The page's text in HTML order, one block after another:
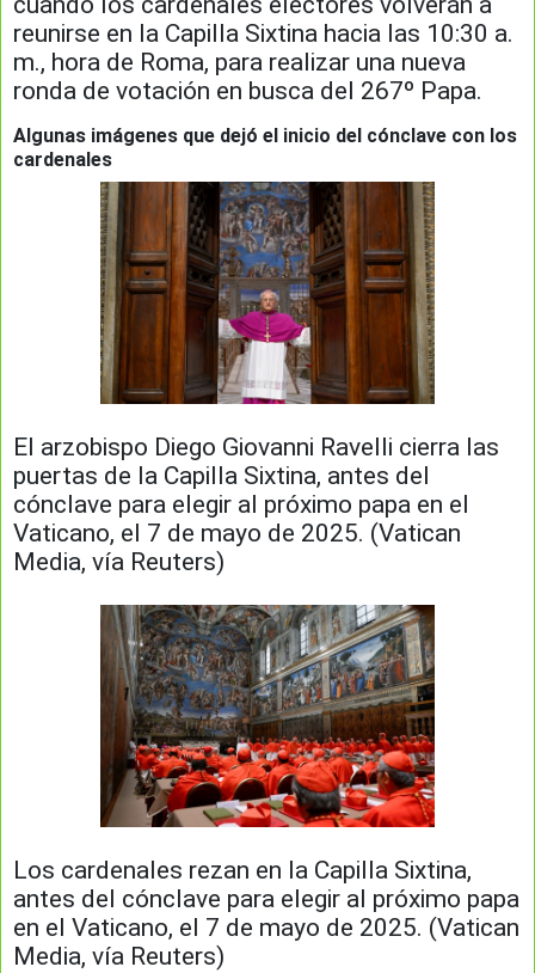
reunirse en la Capilla Sixtina hacia las 10:30 a.
m., hora de Roma, para realizar una nueva
ronda de votación en busca del 267º Papa.
Algunas imágenes que dejó el inicio del cónclave con los
cardenales
El arzobispo Diego Giovanni Ravelli cierra las
puertas de la Capilla Sixtina, antes del
cónclave para elegir al próximo papa en el
Vaticano, el 7 de mayo de 2025. (Vatican
Media, vía Reuters)
Los cardenales rezan en la Capilla Sixtina,
antes del cónclave para elegir al próximo papa
en el Vaticano, el 7 de mayo de 2025. (Vatican
Media, vía Reuters)